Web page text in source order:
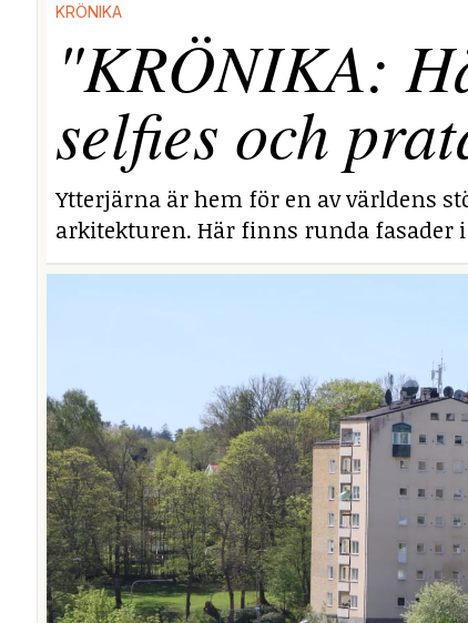
KRÖNIKA
"KRÖNIKA:
selfies och
Ytterjärna är hem för en av världens
arkitekturen. Här finns runda